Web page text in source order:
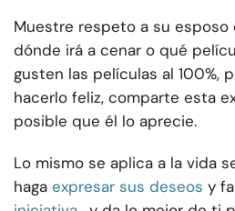
Muestre respeto a su
dónde irá a cenar o qué
gusten las películas al 100%,
hacerlo feliz, comparte esta
posible que él lo aprecie.
Lo mismo se aplica a la vida
haga expresar sus deseos y